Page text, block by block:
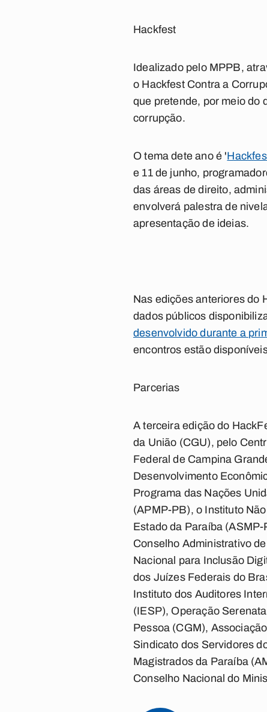
Hackfest
Idealizado pelo MPPB,
o Hackfest Contra a
que pretende, por meio do
corrupção.
O tema dete ano é '
e 11 de junho,
das áreas de direito,
envolverá palestra de
apresentação de ideias.
Nas edições anteriores do
dados públicos
desenvolvido durante a
encontros estão
Parcerias
A terceira edição do
da União (CGU), pelo
Federal de Campina
Desenvolvimento
Programa das Nações
(APMP-PB), o Instituto
Estado da Paraíba
Conselho Administrativo
Nacional para Inclusão
dos Juízes Federais do
Instituto dos Auditores
(IESP), Operação
Pessoa (CGM),
Sindicato dos Servidores
Magistrados da Paraíba
Conselho Nacional do